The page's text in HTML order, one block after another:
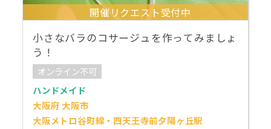
開催リクエスト受付中
小さなバラのコサージュを作ってみましょ
う！
オンライン不可
ハンドメイド
大阪府 大阪市
大阪メトロ谷町線・四天王寺前夕陽ヶ丘駅